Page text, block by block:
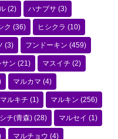
(2) ハナブサ (3)
ク (36) ヒシクラ (10)
(3) フンドーキン (459)
サン (21) マスイチ (2)
マルカマ (4)
マルキチ (1) マルキン (256)
チ(青森) (28) マルセイ (1)
マルチョウ (4)